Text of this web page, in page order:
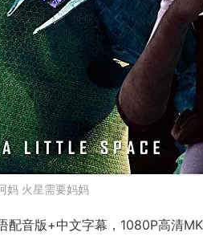
妈 火星需要妈妈
音版+中文字幕，1080P高清